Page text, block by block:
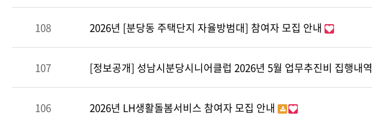
108 2026년 [분당동 주택단지 자율방범대] 참여자 모집 안내
107 [정보공개] 성남시분당시니어클럽 2026년 5월 업무추진비 집행내역
106 2026년 LH생활돌봄서비스 참여자 모집 안내